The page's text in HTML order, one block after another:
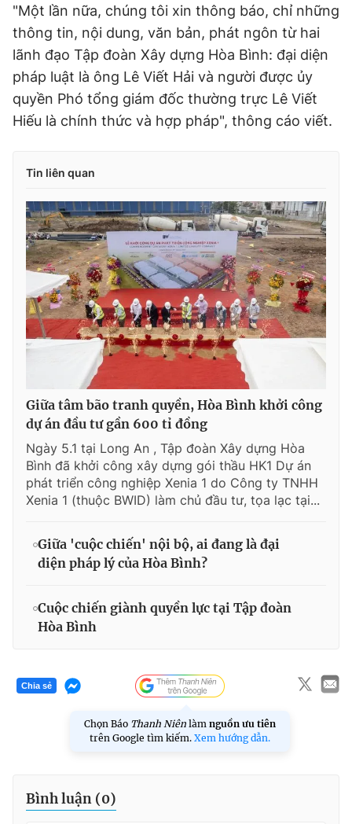
"Một lần nữa, chúng tôi xin thông báo, chỉ những
thông tin, nội dung, văn bản, phát ngôn từ hai
lãnh đạo Tập đoàn Xây dựng Hòa Bình: đại diện
pháp luật là ông Lê Viết Hải và người được ủy
quyền Phó tổng giám đốc thường trực Lê Viết
Hiếu là chính thức và hợp pháp", thông cáo viết.
Tin liên quan
Giữa tâm bão tranh quyền, Hòa Bình khởi công
dự án đầu tư gần 600 tỉ đồng
Ngày 5.1 tại Long An , Tập đoàn Xây dựng Hòa
Bình đã khởi công xây dựng gói thầu HK1 Dự án
phát triển công nghiệp Xenia 1 do Công ty TNHH
Xenia 1 (thuộc BWID) làm chủ đầu tư, tọa lạc tại...
Giữa 'cuộc chiến' nội bộ, ai đang là đại
diện pháp lý của Hòa Bình?
Cuộc chiến giành quyền lực tại Tập đoàn
Hòa Bình
Chia sẻ
Chọn Báo Thanh Niên làm nguồn ưu tiên
trên Google tìm kiếm. Xem hướng dẫn.
Bình luận (0)